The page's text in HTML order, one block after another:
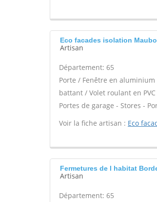
Eco facades isolation
Artisan
Département: 65
Porte / Fenêtre en
battant / Volet roulant en
Portes de garage - Stores -
Voir la fiche artisan : Eco
Fermetures de l habitat
Artisan
Département: 65